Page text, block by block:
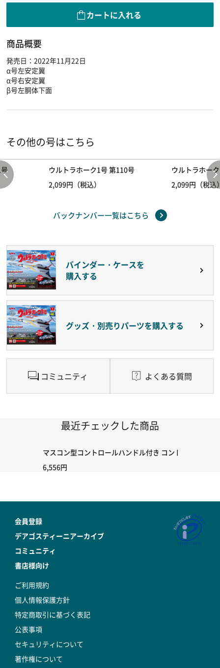
カートに入れる
商品概要
発売日：2022年11月22日
α号左安定翼
α号右安定翼
β号左胴体下面
その他の号はこちら
ウルトラホーク1号 第110号
2,099円（税込）
ウルトラホー
2,099円（税込
バックナンバー一覧はこちら
バインダー・ケースを
購入する
グッズ・別売りパーツを購入する
コミュニティ よくある質問
最近チェックした商品
マスコン型コントロールハンドル付き コントローラー
6,556円
会員登録
デアゴスティーニアーカイブ
コミュニティ
書店様向け
ご利用規約
個人情報保護方針
特定商取引に基づく表記
公表事項
セキュリティについて
著作権について